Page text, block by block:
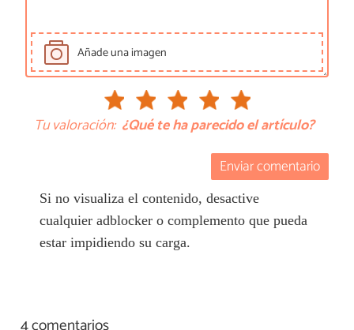
Añade una imagen
Tu valoración: ¿Qué te ha parecido el artículo?
Enviar comentario
Si no visualiza el contenido, desactive
cualquier adblocker o complemento que pueda
estar impidiendo su carga.